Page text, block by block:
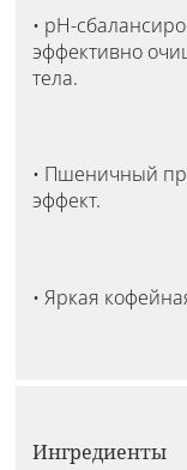
• pH-
эффективно
тела.
• Пшеничный
эффект.
• Яркая
Ингредиенты